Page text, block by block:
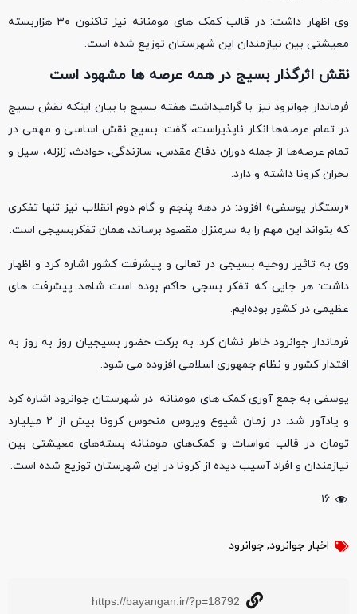
وی اظهار داشت: در قالب کمک های مومنانه نیز تاکنون ۳۰ هزاربسته
معیشتی بین نیازمندان این شهرستان توزیع شده است.
نقش اثرگذار بسیج در همه عرصه ها مشهود است
فرماندار جوانرود نیز با گرامیداشت هفته بسیج با بیان اینکه نقش بسیج
در تمام عرصه‌ها انکار ناپذیراست، گفت: بسیج نقش اساسی و مهمی در
تمام عرصه‌ها از جمله دوران دفاع مقدس، سازندگی، حوادث، زلزله، سیل و
بحران کرونا داشته و دارد.
«رستگار یوسفی» افزود: در دهه پنجم و گام دوم انقلاب نیز تنها تفکری
که بتواند این مهم را به سرمنزل مقصود برساند، همان تفکربسیجی است.
وی به تاثیر روحیه بسیجی در تعالی و پیشرفت کشور اشاره کرد و اظهار
داشت: هر جایی که تفکر بسجی حاکم بوده است شاهد پیشرفت های
عظیمی در کشور بوده‌ایم.
فرماندار جوانرود خاطر نشان کرد: به برکت حضور بسیجیان روز به روز به
اقتدار کشور و نظام جمهوری اسلامی افزوده می شود.
یوسفی به جمع آوری کمک های مومنانه در شهرستان جوانرود اشاره کرد
و یادآور شد: در زمان شیوع ویروس منحوس کرونا بیش از ۲ میلیارد
تومان در قالب مواسات و کمک‌های مومنانه بسته‌های معیشتی بین
نیازمندان و افراد آسیب دیده از کرونا در این شهرستان توزیع شده است.
۱۶
اخبار جوانرود, جوانرود
https://bayangan.ir/?p=18792